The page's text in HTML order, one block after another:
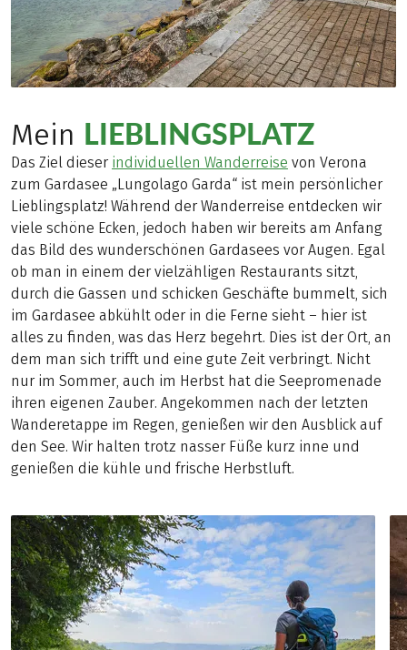
Mein LIEBLINGSPLATZ
Das Ziel dieser individuellen Wanderreise von Verona
zum Gardasee „Lungolago Garda“ ist mein persönlicher
Lieblingsplatz! Während der Wanderreise entdecken wir
viele schöne Ecken, jedoch haben wir bereits am Anfang
das Bild des wunderschönen Gardasees vor Augen. Egal
ob man in einem der vielzähligen Restaurants sitzt,
durch die Gassen und schicken Geschäfte bummelt, sich
im Gardasee abkühlt oder in die Ferne sieht – hier ist
alles zu finden, was das Herz begehrt. Dies ist der Ort, an
dem man sich trifft und eine gute Zeit verbringt. Nicht
nur im Sommer, auch im Herbst hat die Seepromenade
ihren eigenen Zauber. Angekommen nach der letzten
Wanderetappe im Regen, genießen wir den Ausblick auf
den See. Wir halten trotz nasser Füße kurz inne und
genießen die kühle und frische Herbstluft.